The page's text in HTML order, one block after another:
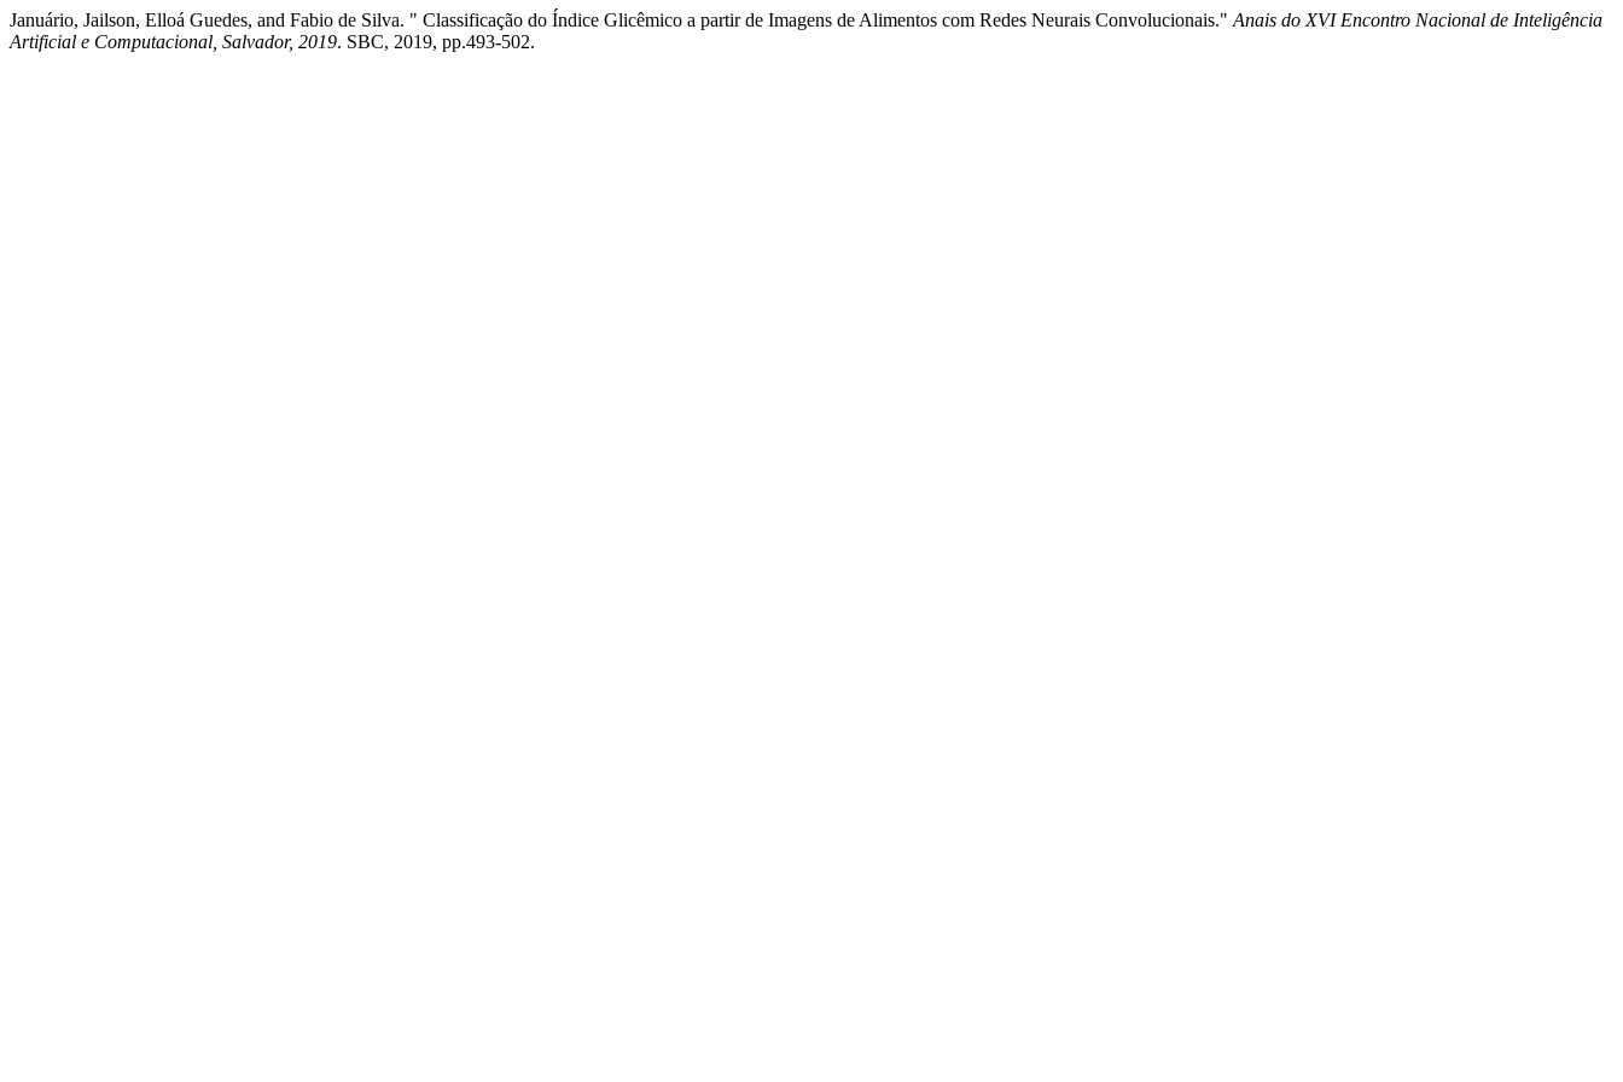
Januário, Jailson, Elloá Guedes, and Fabio de Silva. " Classificação do Índice Glicêmico a partir de Imagens de Alimentos com Redes Neurais Convolucionais." Anais do XVI Encontro Nacional de Inteligência
Artificial e Computacional, Salvador, 2019. SBC, 2019, pp.493-502.